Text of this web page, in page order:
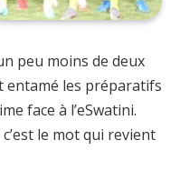
peu moins de deux
entamé les préparatifs
face à l’eSwatini.
le mot qui revient